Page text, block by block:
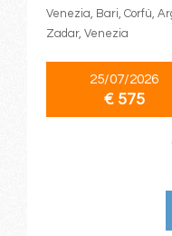
Venezia, Bari, Corfù,
Zadar, Venezia
25/07/2026
€ 575